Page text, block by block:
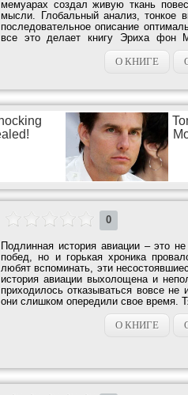
мемуарах создал живую ткань
мысли. Глобальный анализ, тонкое
последовательное описание
все это делает книгу Эриха фон
О КНИГЕ
0
Подлинная история авиации – это
побед, но и горькая хроника
любят вспоминать, эти
история авиации выхолощена и
приходилось отказываться вовсе не
они слишком опередили свое время.
О КНИГЕ